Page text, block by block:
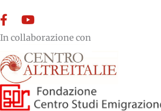
FacebookYouTube
In collaborazione con